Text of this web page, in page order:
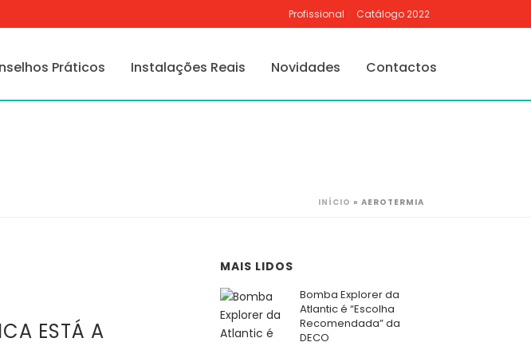
Profissional Catálogo 2022
Práticos Instalações Reais Novidades Contactos
INÍCIO » AEROTERMIA
ESTÁ A
MAIS LIDOS
Bomba Explorer da
Atlantic é “Escolha
Recomendada” da
DECO